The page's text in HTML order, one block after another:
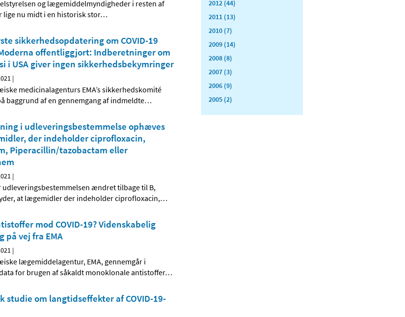
og lægemiddelmyndigheder i resten af
lige nu midt i en historisk stor…
sikkerhedsopdatering om COVID-19
offentliggjort: Indberetninger om
i USA giver ingen sikkerhedsbekymringer
|
medicinalagenturs EMA’s sikkerhedskomité
baggrund af en gennemgang af indmeldte…
i udleveringsbestemmelse ophæves
der indeholder ciprofloxacin,
Piperacillin/tazobactam eller
|
udleveringsbestemmelsen ændret tilbage til B,
at lægemidler der indeholder ciprofloxacin,…
mod COVID-19? Videnskabelig
på vej fra EMA
|
lægemiddelagentur, EMA, gennemgår i
for brugen af såkaldt monoklonale antistoffer…
studie om langtidseffekter af COVID-19-
2012 (44)
2011 (13)
2010 (7)
2009 (14)
2008 (8)
2007 (3)
2006 (9)
2005 (2)